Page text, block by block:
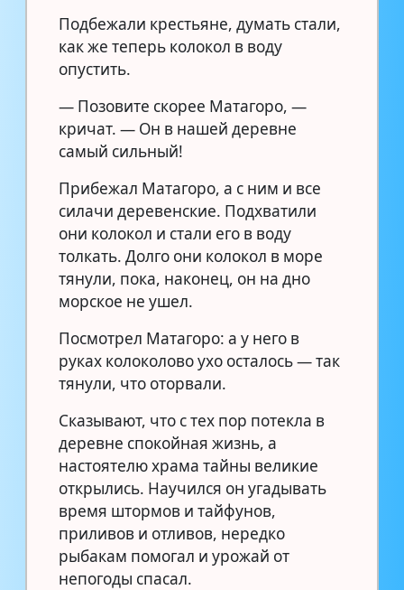
Подбежали крестьяне, думать стали,
как же теперь колокол в воду
опустить.
— Позовите скорее Матагоро, —
кричат. — Он в нашей деревне
самый сильный!
Прибежал Матагоро, а с ним и все
силачи деревенские. Подхватили
они колокол и стали его в воду
толкать. Долго они колокол в море
тянули, пока, наконец, он на дно
морское не ушел.
Посмотрел Матагоро: а у него в
руках колоколово ухо осталось — так
тянули, что оторвали.
Сказывают, что с тех пор потекла в
деревне спокойная жизнь, а
настоятелю храма тайны великие
открылись. Научился он угадывать
время штормов и тайфунов,
приливов и отливов, нередко
рыбакам помогал и урожай от
непогоды спасал.